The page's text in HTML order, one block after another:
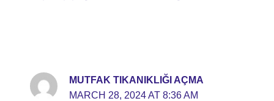
MUTFAK TIKANIKLIĞI AÇMA
MARCH 28, 2024 AT 8:36 AM